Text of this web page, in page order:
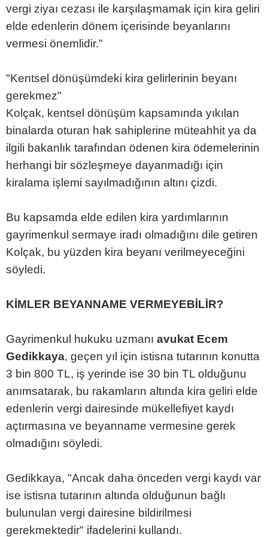
vergi ziyaı cezası ile karşılaşmamak için kira geliri
elde edenlerin dönem içerisinde beyanlarını
vermesi önemlidir."
"Kentsel dönüşümdeki kira gelirlerinin beyanı
gerekmez"
Kolçak, kentsel dönüşüm kapsamında yıkılan
binalarda oturan hak sahiplerine müteahhit ya da
ilgili bakanlık tarafından ödenen kira ödemelerinin
herhangi bir sözleşmeye dayanmadığı için
kiralama işlemi sayılmadığının altını çizdi.
Bu kapsamda elde edilen kira yardımlarının
gayrimenkul sermaye iradı olmadığını dile getiren
Kolçak, bu yüzden kira beyanı verilmeyeceğini
söyledi.
KİMLER BEYANNAME VERMEYEBİLİR?
Gayrimenkul hukuku uzmanı avukat Ecem
Gedikkaya, geçen yıl için istisna tutarının konutta
3 bin 800 TL, iş yerinde ise 30 bin TL olduğunu
anımsatarak, bu rakamların altında kira geliri elde
edenlerin vergi dairesinde mükellefiyet kaydı
açtırmasına ve beyanname vermesine gerek
olmadığını söyledi.
Gedikkaya, "Ancak daha önceden vergi kaydı var
ise istisna tutarının altında olduğunun bağlı
bulunulan vergi dairesine bildirilmesi
gerekmektedir" ifadelerini kullandı.